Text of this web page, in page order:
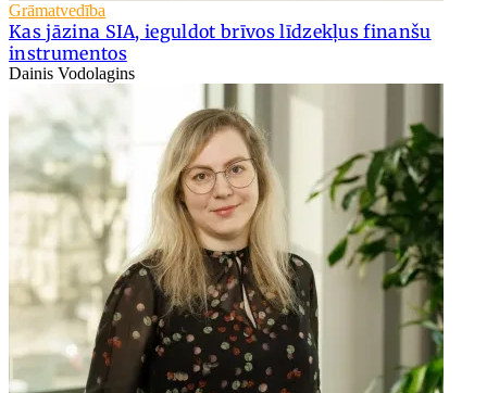
Grāmatvedība
Kas jāzina SIA, ieguldot brīvos līdzekļus finanšu
instrumentos
Dainis Vodolagins